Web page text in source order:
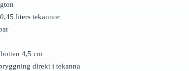
liters tekannor
4,5 cm
direkt i tekanna